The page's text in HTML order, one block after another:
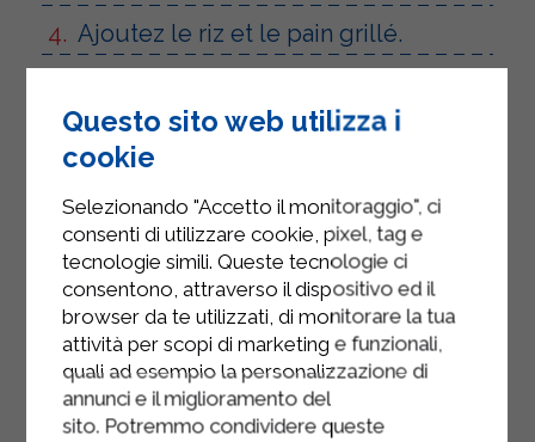
Ajoutez le riz et le pain grillé.
reste des ingrédients
Mélanger
Questo sito web utilizza i
cookie
Selezionando "Accetto il monitoraggio", ci
consenti di utilizzare cookie, pixel, tag e
tecnologie simili. Queste tecnologie ci
consentono, attraverso il dispositivo ed il
browser da te utilizzati, di monitorare la tua
attività per scopi di marketing e funzionali,
quali ad esempio la personalizzazione di
annunci e il miglioramento del
sito. Potremmo condividere queste